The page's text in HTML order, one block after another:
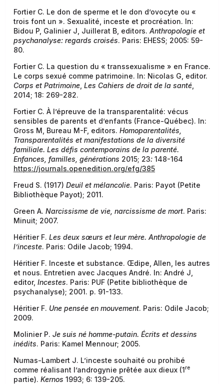
Fortier C. Le don de sperme et le don d’ovocyte ou «
trois font un ». Sexualité, inceste et procréation. In:
Bidou P, Galinier J, Juillerat B, editors. Anthropologie et
psychanalyse: regards croisés. Paris: EHESS; 2005: 59-
80.
Fortier C. La question du « transsexualisme » en France.
Le corps sexué comme patrimoine. In: Nicolas G, editor.
Corps et Patrimoine Les Cahiers de droit de la santé
2014; 18: 269-282.
Fortier C. À l’épreuve de la transparentalité: vécus
sensibles de parents et d’enfants (France-Québec). In:
Gross M, Bureau M-F, editors. Homoparentalités,
Transparentalités et manifestations de la diversité
familiale. Les défis contemporains de la parenté.
Enfances, familles, générations 2015; 23: 148-164
https://journals.openedition.org/efg/385
Freud S. (1917) Deuil et mélancolie. Paris: Payot (Petite
Bibliothèque Payot); 2011.
Green A. Narcissisme de vie, narcissisme de mort. Paris:
Minuit; 2007.
Héritier F. Les deux sœurs et leur mère. Anthropologie de
l’inceste. Paris: Odile Jacob; 1994.
Héritier F. Inceste et substance. Œdipe, Allen, les autres
et nous. Entretien avec Jacques André. In: André J,
editor, Incestes. Paris: PUF (Petite bibliothèque de
psychanalyse); 2001. p. 91-133.
Héritier F. Une pensée en mouvement. Paris: Odile Jacob;
2009.
Molinier P. Je suis né homme-putain. Écrits et dessins
inédits. Paris: Kamel Mennour; 2005.
Numas-Lambert J. L’inceste souhaité ou prohibé
comme réalisant l’androgynie prêtée aux dieux (1re
partie). Kernos 1993; 6: 139-205.